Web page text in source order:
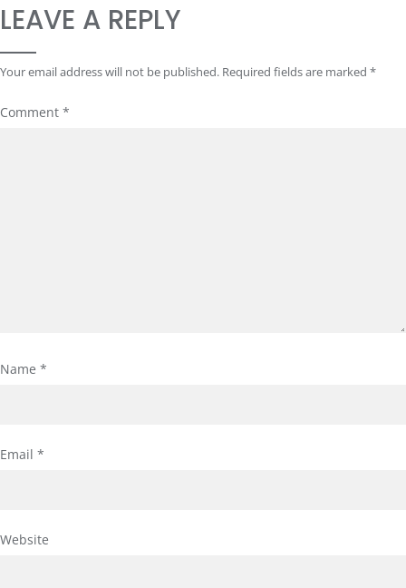
LEAVE A REPLY
Your email address will not be published. Required fields are marked *
Comment *
Name *
Email *
Website